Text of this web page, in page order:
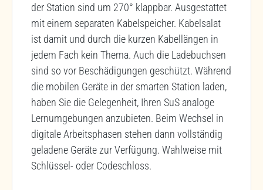
der Station sind um 270° klappbar. Ausgestattet
mit einem separaten Kabelspeicher. Kabelsalat
ist damit und durch die kurzen Kabellängen in
jedem Fach kein Thema. Auch die Ladebuchsen
sind so vor Beschädigungen geschützt. Während
die mobilen Geräte in der smarten Station laden,
haben Sie die Gelegenheit, Ihren SuS analoge
Lernumgebungen anzubieten. Beim Wechsel in
digitale Arbeitsphasen stehen dann vollständig
geladene Geräte zur Verfügung. Wahlweise mit
Schlüssel- oder Codeschloss.